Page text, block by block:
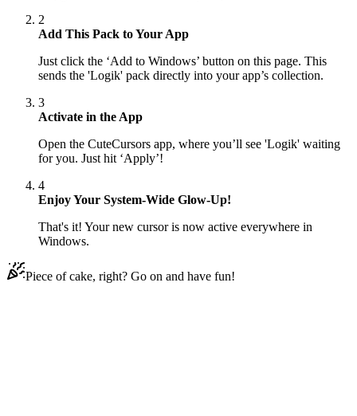
2
Add This Pack to Your App
Just click the ‘Add to Windows’ button on this page. This
sends the 'Logik' pack directly into your app’s collection.
3
Activate in the App
Open the CuteCursors app, where you’ll see 'Logik' waiting
for you. Just hit ‘Apply’!
4
Enjoy Your System-Wide Glow-Up!
That's it! Your new cursor is now active everywhere in
Windows.
Piece of cake, right? Go on and have fun!